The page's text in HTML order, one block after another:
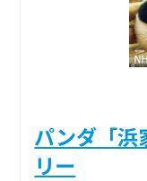
パンダ「浜
リー